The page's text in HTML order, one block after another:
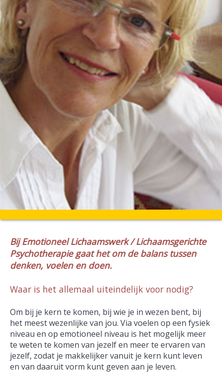
Bij Emotioneel Lichaamswerk / Lichaamsgerichte
Psychotherapie gaat het om de balans tussen
denken, voelen en doen.
Waar is het allemaal uiteindelijk voor nodig?
Om bij je kern te komen, bij wie je in wezen bent, bij
het meest wezenlijke van jou. Via voelen op een fysiek
niveau en op emotioneel niveau is het mogelijk meer
te weten te komen van jezelf en meer te ervaren van
jezelf, zodat je makkelijker vanuit je kern kunt leven
en van daaruit vorm kunt geven aan je leven.